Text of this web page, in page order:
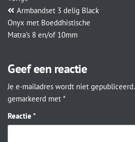
Armbandset 3 delig Black
Onyx met Boeddhistische
Matra’s 8 en/of 10mm
Geef een reactie
Je e-mailadres wordt niet gepubliceerd.
gemarkeerd met *
Reactie *